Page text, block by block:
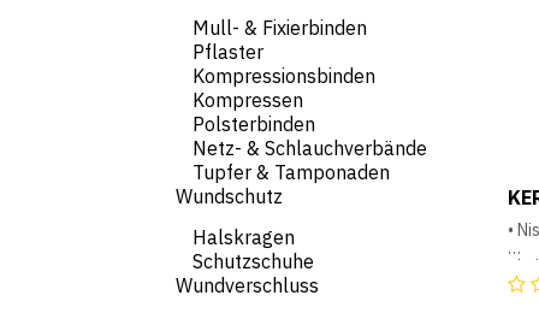
Mull- & Fixierbinden
Pflaster
Kompressionsbinden
Kompressen
Polsterbinden
Netz- & Schlauchverbände
Tupfer & Tamponaden
Wundschutz
Halskragen
Schutzschuhe
Wundverschluss
•
•